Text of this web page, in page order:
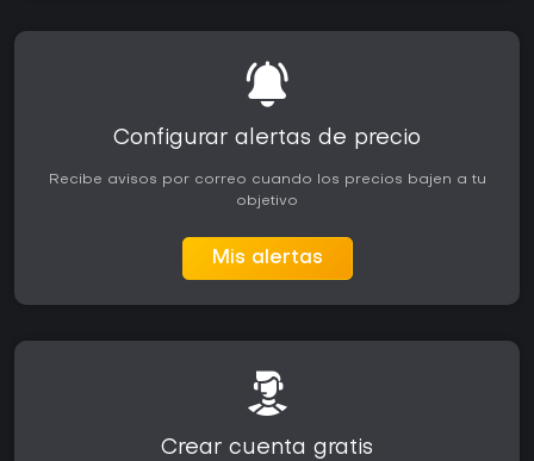
Configurar alertas de precio
Recibe avisos por correo cuando los precios bajen a tu
objetivo
Mis alertas
Crear cuenta gratis